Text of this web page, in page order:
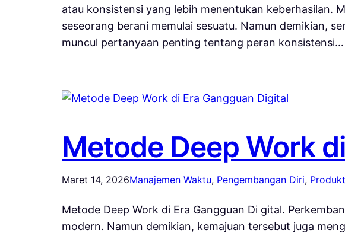
atau konsistensi yang lebih menentukan keberhasilan.
seseorang berani memulai sesuatu. Namun demikian,
muncul pertanyaan penting tentang peran konsistensi…
Metode Deep Work
Maret 14, 2026Manajemen Waktu, Pengembangan Diri,
Metode Deep Work di Era Gangguan Di gital.
modern. Namun demikian, kemajuan tersebut juga